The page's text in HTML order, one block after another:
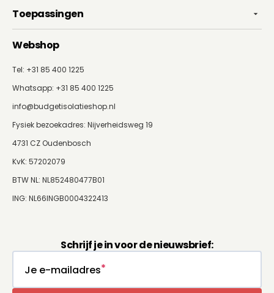
Toepassingen
Webshop
Tel: +31 85 400 1225
Whatsapp: +31 85 400 1225
info@budgetisolatieshop.nl
Fysiek bezoekadres: Nijverheidsweg 19
4731 CZ Oudenbosch
KvK: 57202079
BTW NL: NL852480477B01
ING: NL66INGB0004322413
Schrijf je in voor de nieuwsbrief:
Je e-mailadres